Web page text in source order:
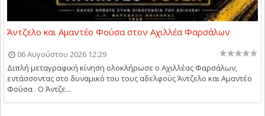
Άντζελο και Αμαντέο Φούσα στον Αχιλλέα Φαρσάλων
06 Αυγούστου 2026 12:29
Διπλή μεταγραφική κίνηση ολοκλήρωσε ο Αχιλλέας Φαρσάλων,
εντάσσοντας στο δυναμικό του τους αδελφούς Άντζελο και Αμαντέο
Φούσα . Ο Άντζε...